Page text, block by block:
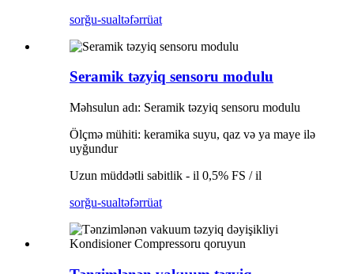
sorğu-sualtəfərrüat
Seramik təzyiq sensoru modulu
Məhsulun adı: Seramik təzyiq sensoru modulu
Ölçmə mühiti: keramika suyu, qaz və ya maye ilə
uyğundur
Uzun müddətli sabitlik - il 0,5% FS / il
sorğu-sualtəfərrüat